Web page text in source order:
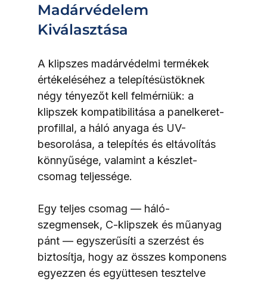
Madárvédelem
Kiválasztása
A klipszes madárvédelmi termékek
értékeléséhez a telepítésüstöknek
négy tényezőt kell felmérniük: a
klipszek kompatibilitása a panelkeret-
profillal, a háló anyaga és UV-
besorolása, a telepítés és eltávolítás
könnyűsége, valamint a készlet-
csomag teljessége.
Egy teljes csomag — háló-
szegmensek, C-klipszek és műanyag
pánt — egyszerűsíti a szerzést és
biztosítja, hogy az összes komponens
egyezzen és együttesen tesztelve